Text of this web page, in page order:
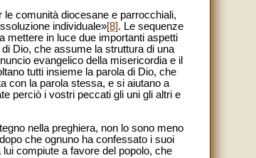
le comunità diocesane e parrocchiali,
individuale»[8]. Le sequenze
mettere in luce due importanti aspetti
Dio, che assume la struttura di una
evangelico della misericordia e il
tutti insieme la parola di Dio, che
con la parola stessa, e si aiutano a
perciò i vostri peccati gli uni gli altri e
nella preghiera, non lo sono meno
che ognuno ha confessato i suoi
compiute a favore del popolo, che